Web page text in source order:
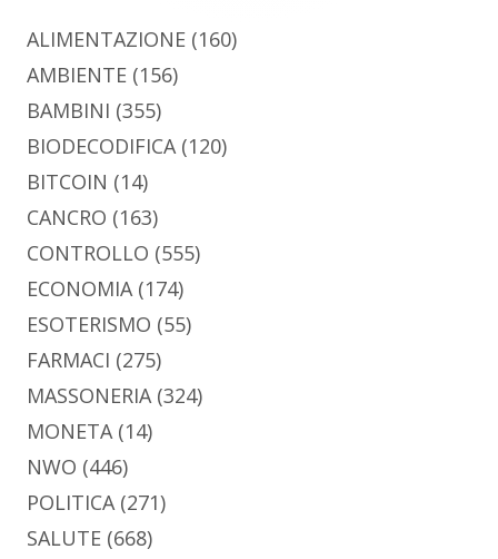
ALIMENTAZIONE (160)
AMBIENTE (156)
BAMBINI (355)
BIODECODIFICA(120)
BITCOIN (14)
CANCRO (163)
CONTROLLO (555)
ECONOMIA(174)
ESOTERISMO (55)
FARMACI (275)
MASSONERIA(324)
MONETA(14)
NWO (446)
POLITICA(271)
SALUTE (668)